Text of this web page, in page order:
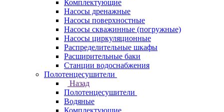
Комплектующие
Насосы дренажные
Насосы поверхностные
Насосы скважинные (погружные)
Насосы циркуляционные
Распределительные шкафы
Расширительные баки
Станции водоснабжения
Полотенцесушители
Назад
Полотенцесушители
Водяные
Комплектующие